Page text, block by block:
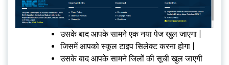
उसके बाद आपके सामने एक नया पेज खुल जाएगा |
जिसमें आपको स्कूल टाइप सिलेक्ट करना होगा |
उसके बाद आपके सामने जिलों की सूची खुल जाएगी